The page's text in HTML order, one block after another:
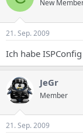
New
21. Sep. 2009
Ich habe
JeGr
Member
21. Sep. 2009